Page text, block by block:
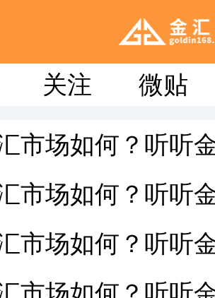
关注 微贴
市场如何？听听
师静雅老师的分
市场如何？听听
师静雅老师的分
市场如何？听听
师静雅老师的分